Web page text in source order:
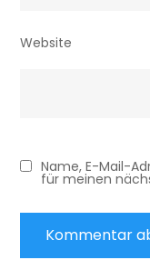
Website
Name, E-Mail-
für meinen